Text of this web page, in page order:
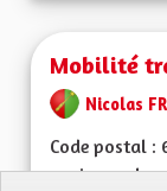
Mobilité
Nicolas
Code postal :
envisager la